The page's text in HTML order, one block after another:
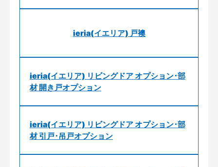
ieria(イエリア) 戸襖
ieria(イエリア) リビングドア オプション･部
材 開き戸オプション
ieria(イエリア) リビングドア オプション･部
材 引戸･吊戸オプション